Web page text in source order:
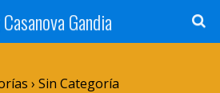
Gandia
› Sin Categoría